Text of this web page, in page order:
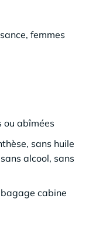
femmes
ou abîmées
sans huile
alcool, sans
cabine